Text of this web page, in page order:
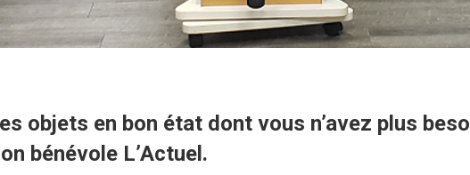
objets en bon état dont vous n’avez plus
bénévole L’Actuel.